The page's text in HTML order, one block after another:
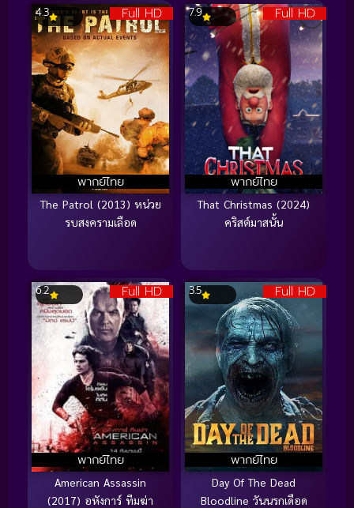
Full HD
พากย์ไทย
4.3
The Patrol (2013) หน่วย
รบสงครามเลือด
Full HD
พากย์ไทย
7.9
That Christmas (2024)
คริสต์มาสนั้น
Full HD
พากย์ไทย
6.2
American Assassin
(2017) อหังการ์ ทีมฆ่า
Full HD
พากย์ไทย
3.5
Day Of The Dead
Bloodline วันนรกเดือด